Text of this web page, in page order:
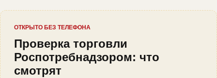
ОТКРЫТО БЕЗ ТЕЛЕФОНА
Проверка торговли
Роспотребнадзором: что
смотрят